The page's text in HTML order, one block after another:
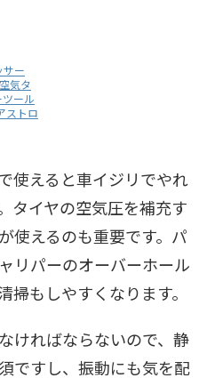
サー
気タ
ール
ストロ
使えると車イジリでやれ
タイヤの空気圧を補充す
使えるのも重要です。パ
リパーのオーバーホール
掃もしやすくなります。
ければならないので、静
ですし、振動にも気を配